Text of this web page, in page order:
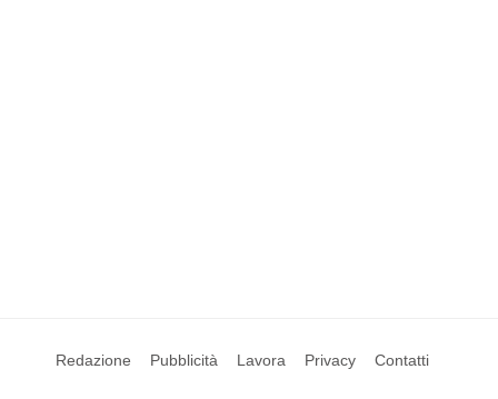
Redazione Pubblicità Lavora Privacy Contatti